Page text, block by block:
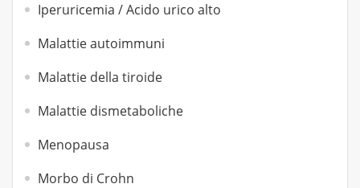
Iperuricemia / Acido urico alto
Malattie autoimmuni
Malattie della tiroide
Malattie dismetaboliche
Menopausa
Morbo di Crohn